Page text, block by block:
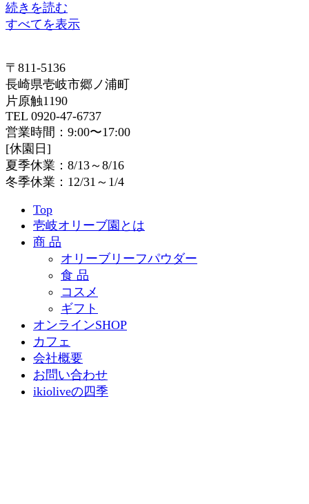
続きを読む
すべてを表示
〒811-5136
長崎県壱岐市郷ノ浦町
片原触1190
TEL 0920-47-6737
営業時間：9:00〜17:00
[休園日]
夏季休業：8/13～8/16
冬季休業：12/31～1/4
Top
壱岐オリーブ園とは
商 品
オリーブリーフパウダー
食 品
コスメ
ギフト
オンラインSHOP
カフェ
会社概要
お問い合わせ
ikioliveの四季